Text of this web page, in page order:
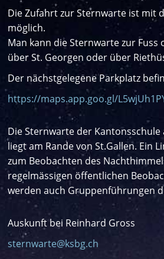
Die Zufahrt zur Sternwarte ist mit
möglich.
Man kann die Sternwarte zur Fuss
über St. Georgen oder über
Der nächstgelegene Parkplatz
https://maps.app.goo.gl/
Die Sternwarte der Kantonsschule
liegt am Rande von St.Gallen. Ein
zum Beobachten des
regelmässigen öffentlichen
werden auch Gruppenführungen
Auskunft bei Reinhard Gross
sternwarte@ksbg.ch